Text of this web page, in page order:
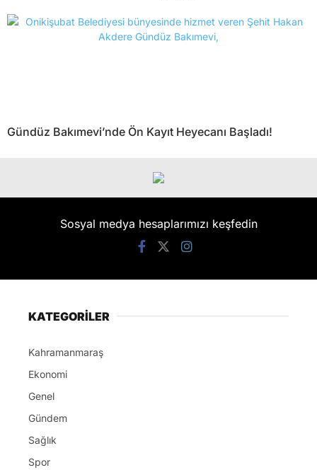
Gündüz Bakımevi’nde Ön Kayıt Heyecanı Başladı!
Sosyal medya hesaplarımızı keşfedin
KATEGORİLER
Kahramanmaraş
Ekonomi
Genel
Gündem
Sağlık
Spor